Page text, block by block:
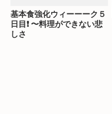
基本食強化ウィーーーク５
日目❗️ 〜料理ができない悲
しさ